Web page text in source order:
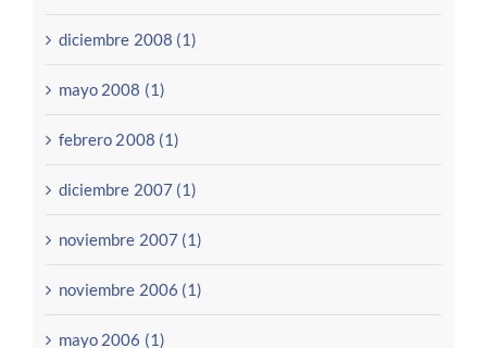
diciembre 2008 (1)
mayo 2008 (1)
febrero 2008 (1)
diciembre 2007 (1)
noviembre 2007 (1)
noviembre 2006 (1)
mayo 2006 (1)